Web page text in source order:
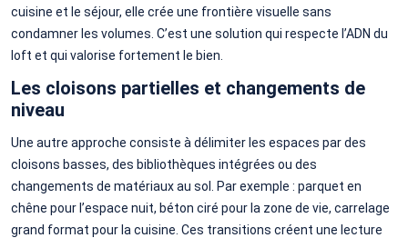
cuisine et le séjour, elle crée une frontière visuelle sans
condamner les volumes. C’est une solution qui respecte l’ADN du
loft et qui valorise fortement le bien.
Les cloisons partielles et changements de
niveau
Une autre approche consiste à délimiter les espaces par des
cloisons basses, des bibliothèques intégrées ou des
changements de matériaux au sol. Par exemple : parquet en
chêne pour l’espace nuit, béton ciré pour la zone de vie, carrelage
grand format pour la cuisine. Ces transitions créent une lecture